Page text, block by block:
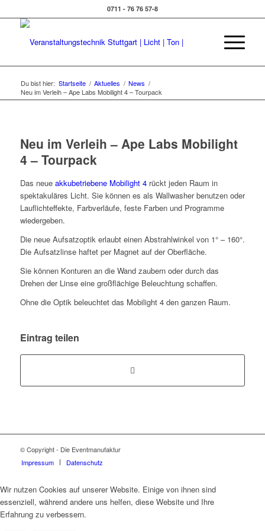
0711 - 76 76 57-8
Du bist hier: Startseite / Aktuelles / News /
Neu im Verleih – Ape Labs Mobilight 4 – Tourpack
Neu im Verleih – Ape Labs Mobilight
4 – Tourpack
Das neue akkubetriebene Mobilight 4 rückt jeden Raum in
spektakuläres Licht. Sie können es als Wallwasher benutzen oder
Lauflichteffekte, Farbverläufe, feste Farben und Programme
wiedergeben.
Die neue Aufsatzoptik erlaubt einen Abstrahlwinkel von 1° – 160°.
Die Aufsatzlinse haftet per Magnet auf der Oberfläche.
Sie können Konturen an die Wand zaubern oder durch das
Drehen der Linse eine großflächige Beleuchtung schaffen.
Ohne die Optik beleuchtet das Mobilight 4 den ganzen Raum.
Eintrag teilen
© Copyright - Die Eventmanufaktur
Impressum
Datenschutz
Wir nutzen Cookies auf unserer Website. Einige von ihnen sind
essenziell, während andere uns helfen, diese Website und Ihre
Erfahrung zu verbessern.